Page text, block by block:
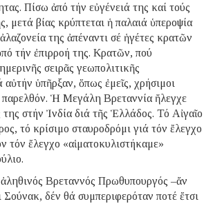
Πίσω ἀπό τήν εὐγένειά της καί τούς
μετά βίας κρύπτεται ἡ παλαιά ὑπεροψία
της ἀπέναντι σέ ἡγέτες κρατῶν
τήν ἐπιρροή της. Κρατῶν, πού
σειρᾶς γεωπολιτικῆς
αὐτήν ὑπῆρξαν, ὅπως ἐμεῖς, χρήσιμοι
παρελθόν. Ἡ Μεγάλη Βρεταννία ἤλεγχε
της στήν Ἰνδία διά τῆς Ἑλλάδος. Τό Αἰγαῖο
τό κρίσιμο σταυροδρόμι γιά τόν ἔλεγχο
τόν ἔλεγχο «αἱματοκυλιστήκαμε»
Βρεταννός Πρωθυπουργός –ἄν
Σούνακ, δέν θά συμπεριφερόταν ποτέ ἔτσι